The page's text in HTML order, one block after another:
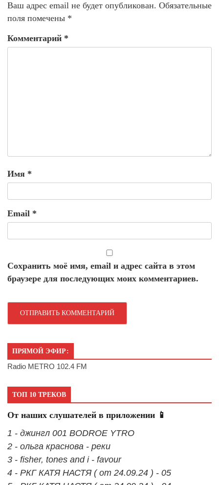
Ваш адрес email не будет опубликован. Обязательные
поля помечены *
Комментарий *
Имя *
Email *
Сохранить моё имя, email и адрес сайта в этом
браузере для последующих моих комментариев.
ПРЯМОЙ ЭФИР:
Radio METRO 102.4 FM
ТОП 10 ТРЕКОВ
От наших слушателей в приложении 📱
1 - джингл 001 BODROE YTRO
2 - ольга краснова - реки
3 - fisher, tones and i - favour
4 - РКГ КАТЯ НАСТЯ ( от 24.09.24 ) - 05